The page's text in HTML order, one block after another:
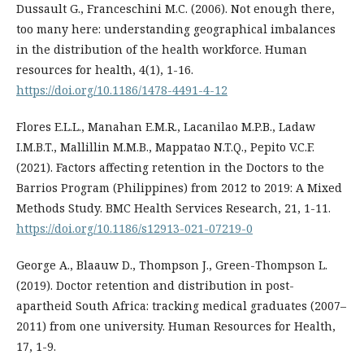
Dussault G., Franceschini M.C. (2006). Not enough there,
too many here: understanding geographical imbalances
in the distribution of the health workforce. Human
resources for health, 4(1), 1-16.
https://doi.org/10.1186/1478-4491-4-12
Flores E.L.L., Manahan E.M.R., Lacanilao M.P.B., Ladaw
I.M.B.T., Mallillin M.M.B., Mappatao N.T.Q., Pepito V.C.F.
(2021). Factors affecting retention in the Doctors to the
Barrios Program (Philippines) from 2012 to 2019: A Mixed
Methods Study. BMC Health Services Research, 21, 1-11.
https://doi.org/10.1186/s12913-021-07219-0
George A., Blaauw D., Thompson J., Green-Thompson L.
(2019). Doctor retention and distribution in post-
apartheid South Africa: tracking medical graduates (2007–
2011) from one university. Human Resources for Health,
17, 1-9.